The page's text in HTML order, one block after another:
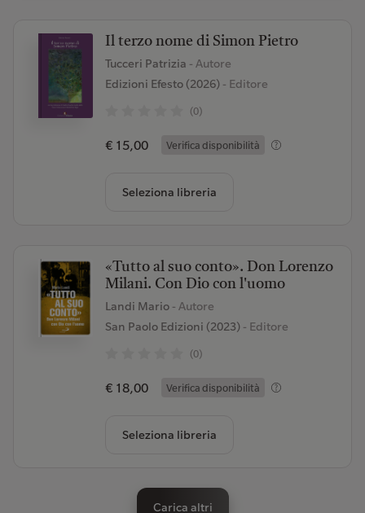
Il terzo nome di Simon Pietro
Tucceri Patrizia - Autore
Edizioni Efesto (2026)- Editore
(0)
€ 15,00 Verifica disponibilità
Seleziona libreria
«Tutto al suo conto». Don Lorenzo
Milani. Con Dio con l'uomo
Landi Mario - Autore
San Paolo Edizioni (2023)- Editore
(0)
€ 18,00 Verifica disponibilità
Seleziona libreria
Carica altri